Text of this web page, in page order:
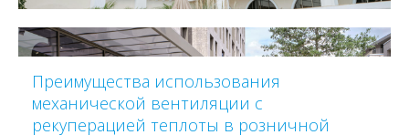
Преимущества использования
механической вентиляции с
рекуперацией теплоты в розничной